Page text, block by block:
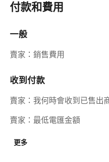
一般
賣家：銷售費用
收到付款
賣家：我何時會收到已售出
賣家：最低電匯金額
更多
付款和費用